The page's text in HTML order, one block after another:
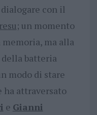
con il
; un momento
ma alla
batteria
modo di stare
ha attraversato
e Gianni